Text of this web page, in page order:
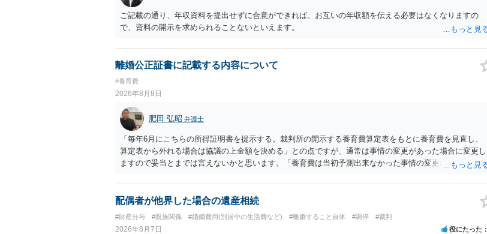
ご記載の通り、年収資料を提出せずに合意ができれば、お互いの年収額を伝える必要はなくなりますの
で、資料の開示を求められることないといえます。
離婚公正証書に記載する内容について
#養育費
2026年8月8日
肥田 弘昭 弁護士
「毎年6月にこちらの所得証明書を提示する。裁判所の開示する養育費算定表をもとに養育費を見直し、
算定表から外れる場合は協議の上金額を決める」との点ですが、通常は事情の変更があった場合に変更し
ますので妥当とまでは言えないかと思います。「養育費は当初予測出来なかった事情の変更により双方協
く事になり、上記のような文言が無くても養育費の見直しは適宜出来るかと思うのですが違うのでしょう
か？との点はそのとおりかと思います。養育費は事情の変更があった場合に変更するので毎年見直すこと
配偶者が他界した場合の遺産相続
#財産分与 #親族関係 #婚姻費用(別居中の生活費など) #離婚すること自体 #調停 #裁判
2026年8月7日 役にたった